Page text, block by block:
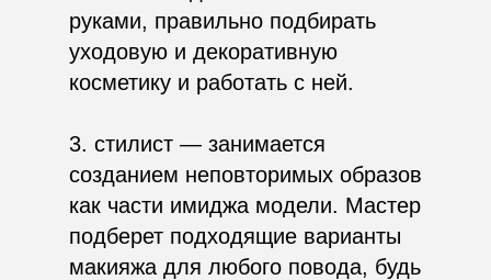
руками, правильно подбирать
уходовую и декоративную
косметику и работать с ней.
3. стилист — занимается
созданием неповторимых образов
как части имиджа модели. Мастер
подберет подходящие варианты
макияжа для любого повода, будь